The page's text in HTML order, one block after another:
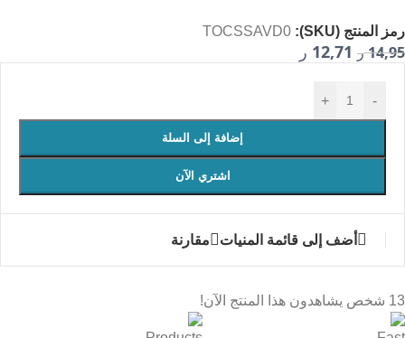
رمز المنتج (SKU): TOCSSAVD0
14,95 ر 12,71 ر
-
+
إضافة إلى السلة
اشتري الآن
أضف إلى قائمة المنيات مقارنة
13 شخص يشاهدون هذا المنتج الآن!